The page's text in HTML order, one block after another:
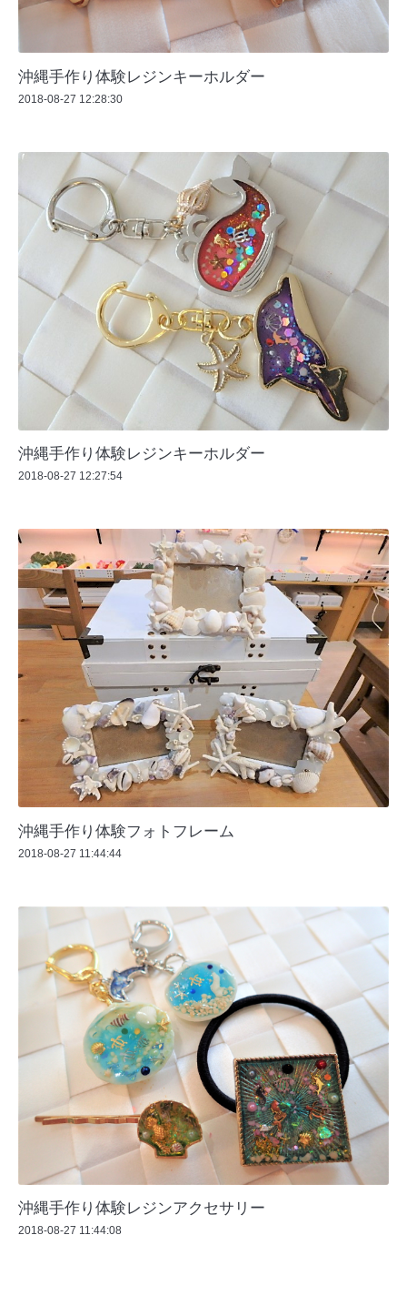
沖縄手作り体験レジンキーホルダー
2018-08-27 12:28:30
沖縄手作り体験レジンキーホルダー
2018-08-27 12:27:54
沖縄手作り体験フォトフレーム
2018-08-27 11:44:44
沖縄手作り体験レジンアクセサリー
2018-08-27 11:44:08